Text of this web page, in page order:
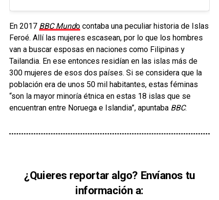
En 2017 BBC Mundocontaba una peculiar historia de Islas
Feroé. Allí las mujeres escasean, por lo que los hombres
van a buscar esposas en naciones como Filipinas y
Tailandia. En ese entonces residían en las islas más de
300 mujeres de esos dos países. Si se considera que la
población era de unos 50 mil habitantes, estas féminas
“son la mayor minoría étnica en estas 18 islas que se
encuentran entre Noruega e Islandia”, apuntaba BBC.
¿Quieres reportar algo? Envíanos tu
información a: